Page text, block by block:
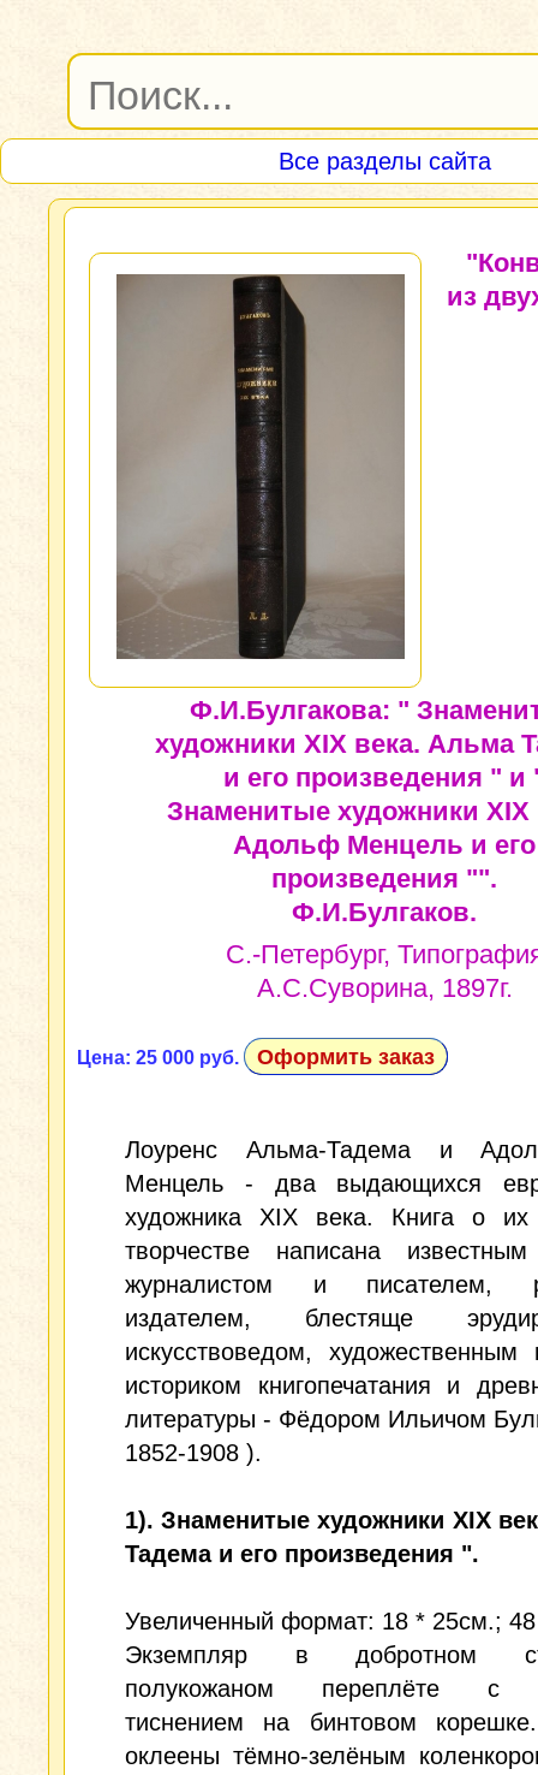
Все разделы сайта
из
Ф.И.Булгакова: "
художники XIX века. Альма
и его произведения " и
Знаменитые художники XIX
Адольф Менцель и его
произведения "".
Ф.И.Булгаков.
С.-Петербург,
А.С.Суворина, 1897г.
Цена: 25 000 руб. Оформить заказ
Лоуренс Альма-Тадема и
Менцель - два выдающихся
художника XIX века. Книга о
творчестве написана
журналистом и писателем,
издателем, блестяще
искусствоведом, художественным
историком книгопечатания и
литературы - Фёдором Ильичом
1852-1908 ).
1). Знаменитые художники XIX
Тадема и его произведения ".
Увеличенный формат: 18 * 25см.; 48
Экземпляр в добротном
полукожаном переплёте с
тиснением на бинтовом
оклеены тёмно-зелёным